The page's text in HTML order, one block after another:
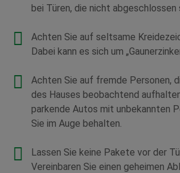
bei Türen, die nicht abgeschlossen
Achten Sie auf seltsame
Dabei kann es sich um
Achten Sie auf fremde Personen,
des Hauses beobachtend
parkende Autos mit unbekannten
Sie im Auge behalten.
Lassen Sie keine Pakete vor der
Vereinbaren Sie einen geheimen